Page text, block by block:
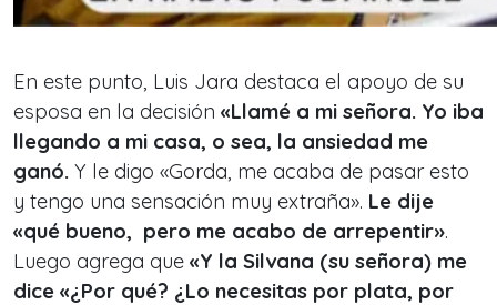
En este punto, Luis Jara destaca el apoyo de su
esposa en la decisión «Llamé a mi señora. Yo iba
llegando a mi casa, o sea, la ansiedad me
ganó. Y le digo «Gorda, me acaba de pasar esto
y tengo una sensación muy extraña». Le dije
«qué bueno, pero me acabo de arrepentir».
Luego agrega que «Y la Silvana (su señora) me
dice «¿Por qué? ¿Lo necesitas por plata, por